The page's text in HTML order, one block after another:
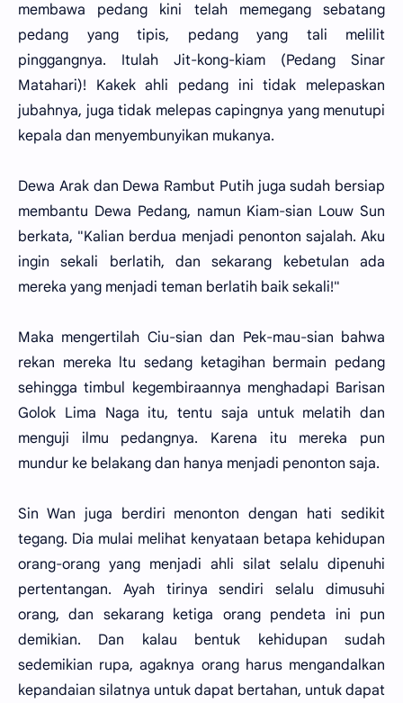
membawa pedang kini telah memegang sebatang
pedang yang tipis, pedang yang tali melilit
pinggangnya. Itulah Jit-kong-kiam (Pedang Sinar
Matahari)! Kakek ahli pedang ini tidak melepaskan
jubahnya, juga tidak melepas capingnya yang menutupi
kepala dan menyembunyikan mukanya.
Dewa Arak dan Dewa Rambut Putih juga sudah bersiap
membantu Dewa Pedang, namun Kiam-sian Louw Sun
berkata, "Kalian berdua menjadi penonton sajalah. Aku
ingin sekali berlatih, dan sekarang kebetulan ada
mereka yang menjadi teman berlatih baik sekali!"
Maka mengertilah Ciu-sian dan Pek-mau-sian bahwa
rekan mereka ltu sedang ketagihan bermain pedang
sehingga timbul kegembiraannya menghadapi Barisan
Golok Lima Naga itu, tentu saja untuk melatih dan
menguji ilmu pedangnya. Karena itu mereka pun
mundur ke belakang dan hanya menjadi penonton saja.
Sin Wan juga berdiri menonton dengan hati sedikit
tegang. Dia mulai melihat kenyataan betapa kehidupan
orang-orang yang menjadi ahli silat selalu dipenuhi
pertentangan. Ayah tirinya sendiri selalu dimusuhi
orang, dan sekarang ketiga orang pendeta ini pun
demikian. Dan kalau bentuk kehidupan sudah
sedemikian rupa, agaknya orang harus mengandalkan
kepandaian silatnya untuk dapat bertahan, untuk dapat